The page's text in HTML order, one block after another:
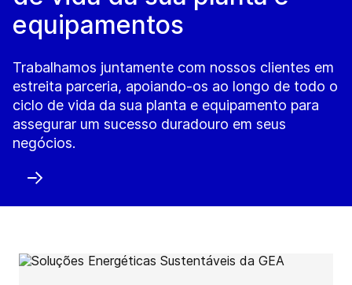
equipamentos
Trabalhamos juntamente com nossos clientes em
estreita parceria, apoiando-os ao longo de todo o
ciclo de vida da sua planta e equipamento para
assegurar um sucesso duradouro em seus
negócios.